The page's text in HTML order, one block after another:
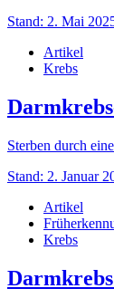
Stand: 2. Mai
Artikel
Krebs
Sterben durch
Stand: 2. Januar
Artikel
Krebs